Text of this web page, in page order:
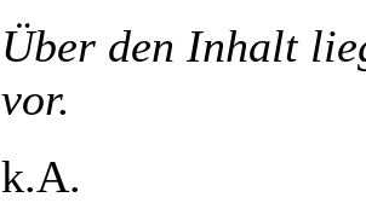
Über den Inhalt
vor.
k.A.